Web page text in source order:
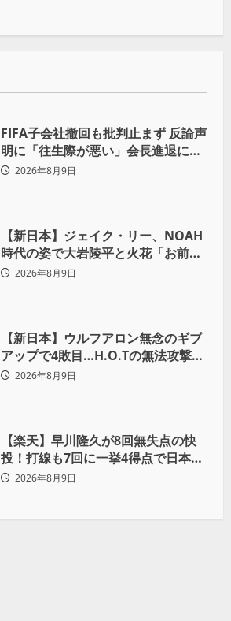
FIFA子会社撤回も批判止まず 反論声
明に「往生際が悪い」会長進退に注
目 2026年8月9日
【新日本】ジェイク・リー、NOAH
時代の姿で大岩陵平と火花「お前の
おかげで、忘れてたもの思い出した
2026年8月9日
【新日本】ウルフアロン無念のギブ
アップで4敗目…H.O.Tの無法攻撃に
屈す「まだまだ俺自身の力はこんな
2026年8月9日
【楽天】早川隆久が8回無失点の快
投！打線も7回に一挙4得点で日本ハ
ムを完封
2026年8月9日